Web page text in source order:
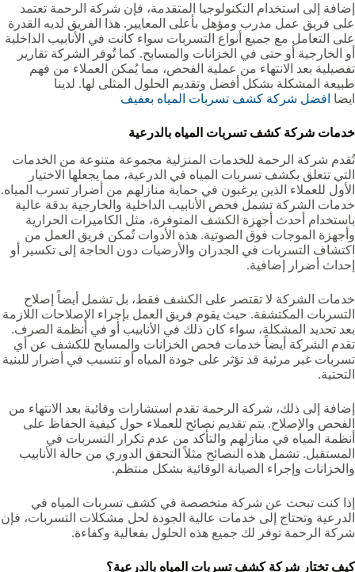
إضافة إلى استخدام التكنولوجيا المتقدمة، فإن شركة الرحمة تعتمد
على فريق عمل مدرب ومؤهل بأعلى المعايير. هذا الفريق لديه القدرة
على التعامل مع جميع أنواع التسربات سواء كانت في الأنابيب الداخلية
أو الخارجية أو حتى في الخزانات والمسابح. كما تُوفر الشركة تقارير
تفصيلية بعد الانتهاء من عملية الفحص، مما يُمكن العملاء من فهم
طبيعة المشكلة بشكل أفضل وتقديم الحلول المثلى لها. لدينا
ايضا افضل شركة كشف تسربات المياه بعفيف‏‏
خدمات شركة كشف تسربات المياه بالدرعية
تُقدم شركة الرحمة للخدمات المنزلية مجموعة متنوعة من الخدمات
التي تتعلق بكشف تسربات المياه في الدرعية، مما يجعلها الاختيار
الأول للعملاء الذين يرغبون في حماية منازلهم من أضرار تسرب المياه.
خدمات الشركة تشمل فحص الأنابيب الداخلية والخارجية بدقة عالية
باستخدام أحدث أجهزة الكشف المتوفرة، مثل الكاميرات الحرارية
وأجهزة الموجات فوق الصوتية. هذه الأدوات تُمكن فريق العمل من
اكتشاف التسربات في الجدران والأرضيات دون الحاجة إلى تكسير أو
إحداث أضرار إضافية.
خدمات الشركة لا تقتصر على الكشف فقط، بل تشمل أيضاً إصلاح
التسربات المكتشفة. حيث يقوم فريق العمل بإجراء الإصلاحات اللازمة
بعد تحديد المشكلة، سواء كان ذلك في الأنابيب أو في أنظمة الصرف.
تقدم الشركة أيضاً خدمات فحص الخزانات والمسابح للكشف عن أي
تسربات غير مرئية قد تؤثر على جودة المياه أو تتسبب في أضرار للبنية
التحتية.
إضافة إلى ذلك، شركة الرحمة تقدم استشارات وقائية بعد الانتهاء من
الفحص والإصلاح. يتم تقديم نصائح للعملاء حول كيفية الحفاظ على
أنظمة المياه في منازلهم والتأكد من عدم تكرار التسربات في
المستقبل. تشمل هذه النصائح مثلاً التحقق الدوري من حالة الأنابيب
والخزانات وإجراء الصيانة الوقائية بشكل منتظم.
إذا كنت تبحث عن شركة متخصصة في كشف تسربات المياه في
الدرعية وتحتاج إلى خدمات عالية الجودة لحل مشكلات التسربات، فإن
شركة الرحمة توفر لك جميع هذه الحلول بفعالية وكفاءة.
كيف تختار شركة كشف تسربات المياه بالدرعية؟